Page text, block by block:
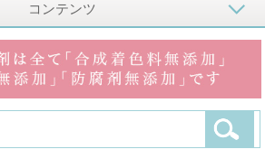
コンテンツ